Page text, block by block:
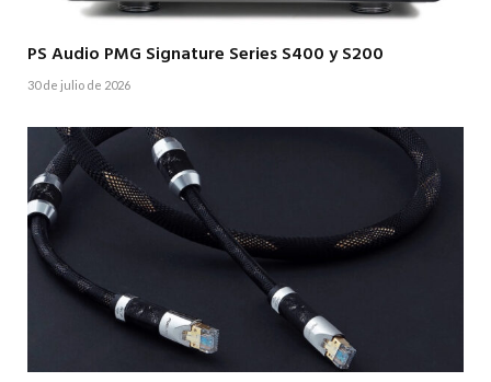
PS Audio PMG Signature Series S400 y S200
30 de julio de 2026